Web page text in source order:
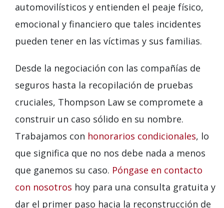
automovilísticos y entienden el peaje físico,
emocional y financiero que tales incidentes
pueden tener en las víctimas y sus familias.
Desde la negociación con las compañías de
seguros hasta la recopilación de pruebas
cruciales, Thompson Law se compromete a
construir un caso sólido en su nombre.
Trabajamos con honorarios condicionales, lo
que significa que no nos debe nada a menos
que ganemos su caso. Póngase en contacto
con nosotros hoy para una consulta gratuita y
dar el primer paso hacia la reconstrucción de